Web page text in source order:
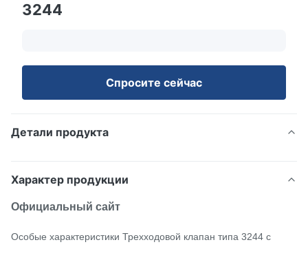
3244
Спросите сейчас
Детали продукта
Характер продукции
Официальный сайт
Особые характеристики Трехходовой клапан типа 3244 с